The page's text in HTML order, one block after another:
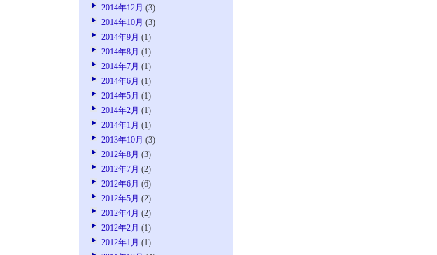
2014年12月 (3)
2014年10月 (3)
2014年9月 (1)
2014年8月 (1)
2014年7月 (1)
2014年6月 (1)
2014年5月 (1)
2014年2月 (1)
2014年1月 (1)
2013年10月 (3)
2012年8月 (3)
2012年7月 (2)
2012年6月 (6)
2012年5月 (2)
2012年4月 (2)
2012年2月 (1)
2012年1月 (1)